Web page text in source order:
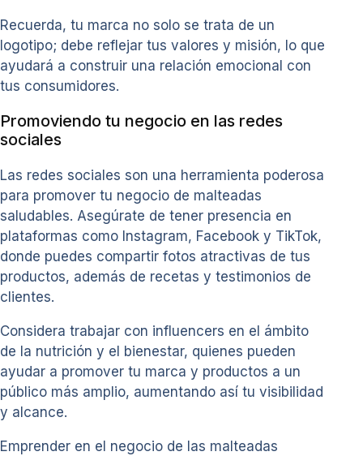
Recuerda, tu marca no solo se trata de un
logotipo; debe reflejar tus valores y misión, lo que
ayudará a construir una relación emocional con
tus consumidores.
Promoviendo tu negocio en las redes
sociales
Las redes sociales son una herramienta poderosa
para promover tu negocio de malteadas
saludables. Asegúrate de tener presencia en
plataformas como Instagram, Facebook y TikTok,
donde puedes compartir fotos atractivas de tus
productos, además de recetas y testimonios de
clientes.
Considera trabajar con influencers en el ámbito
de la nutrición y el bienestar, quienes pueden
ayudar a promover tu marca y productos a un
público más amplio, aumentando así tu visibilidad
y alcance.
Emprender en el negocio de las malteadas